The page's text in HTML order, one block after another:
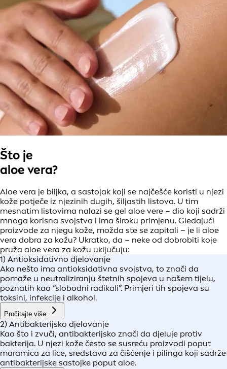
Što je
aloe vera?
Aloe vera je biljka, a sastojak koji se najčešće koristi u njezi
kože potječe iz njezinih dugih, šiljastih listova. U tim
mesnatim listovima nalazi se gel aloe vere – dio koji sadrži
mnoga korisna svojstva i ima široku primjenu. Gledajući
proizvode za njegu kože, možda ste se zapitali – je li aloe
vera dobra za kožu? Ukratko, da – neke od dobrobiti koje
pruža aloe vera za kožu uključuju:
1) Antioksidativno djelovanje
Ako nešto ima antioksidativna svojstva, to znači da
pomaže u neutraliziranju štetnih spojeva u našem tijelu,
poznatih kao “slobodni radikali”. Primjeri tih spojeva su
toksini, infekcije i alkohol.
Pročitajte više
2) Antibakterijsko djelovanje
Kao što i zvuči, antibakterijsko znači da djeluje protiv
bakterija. U njezi kože često se susreću proizvodi poput
maramica za lice, sredstava za čišćenje i pilinga koji sadrže
antibakterijske sastojke poput aloe.